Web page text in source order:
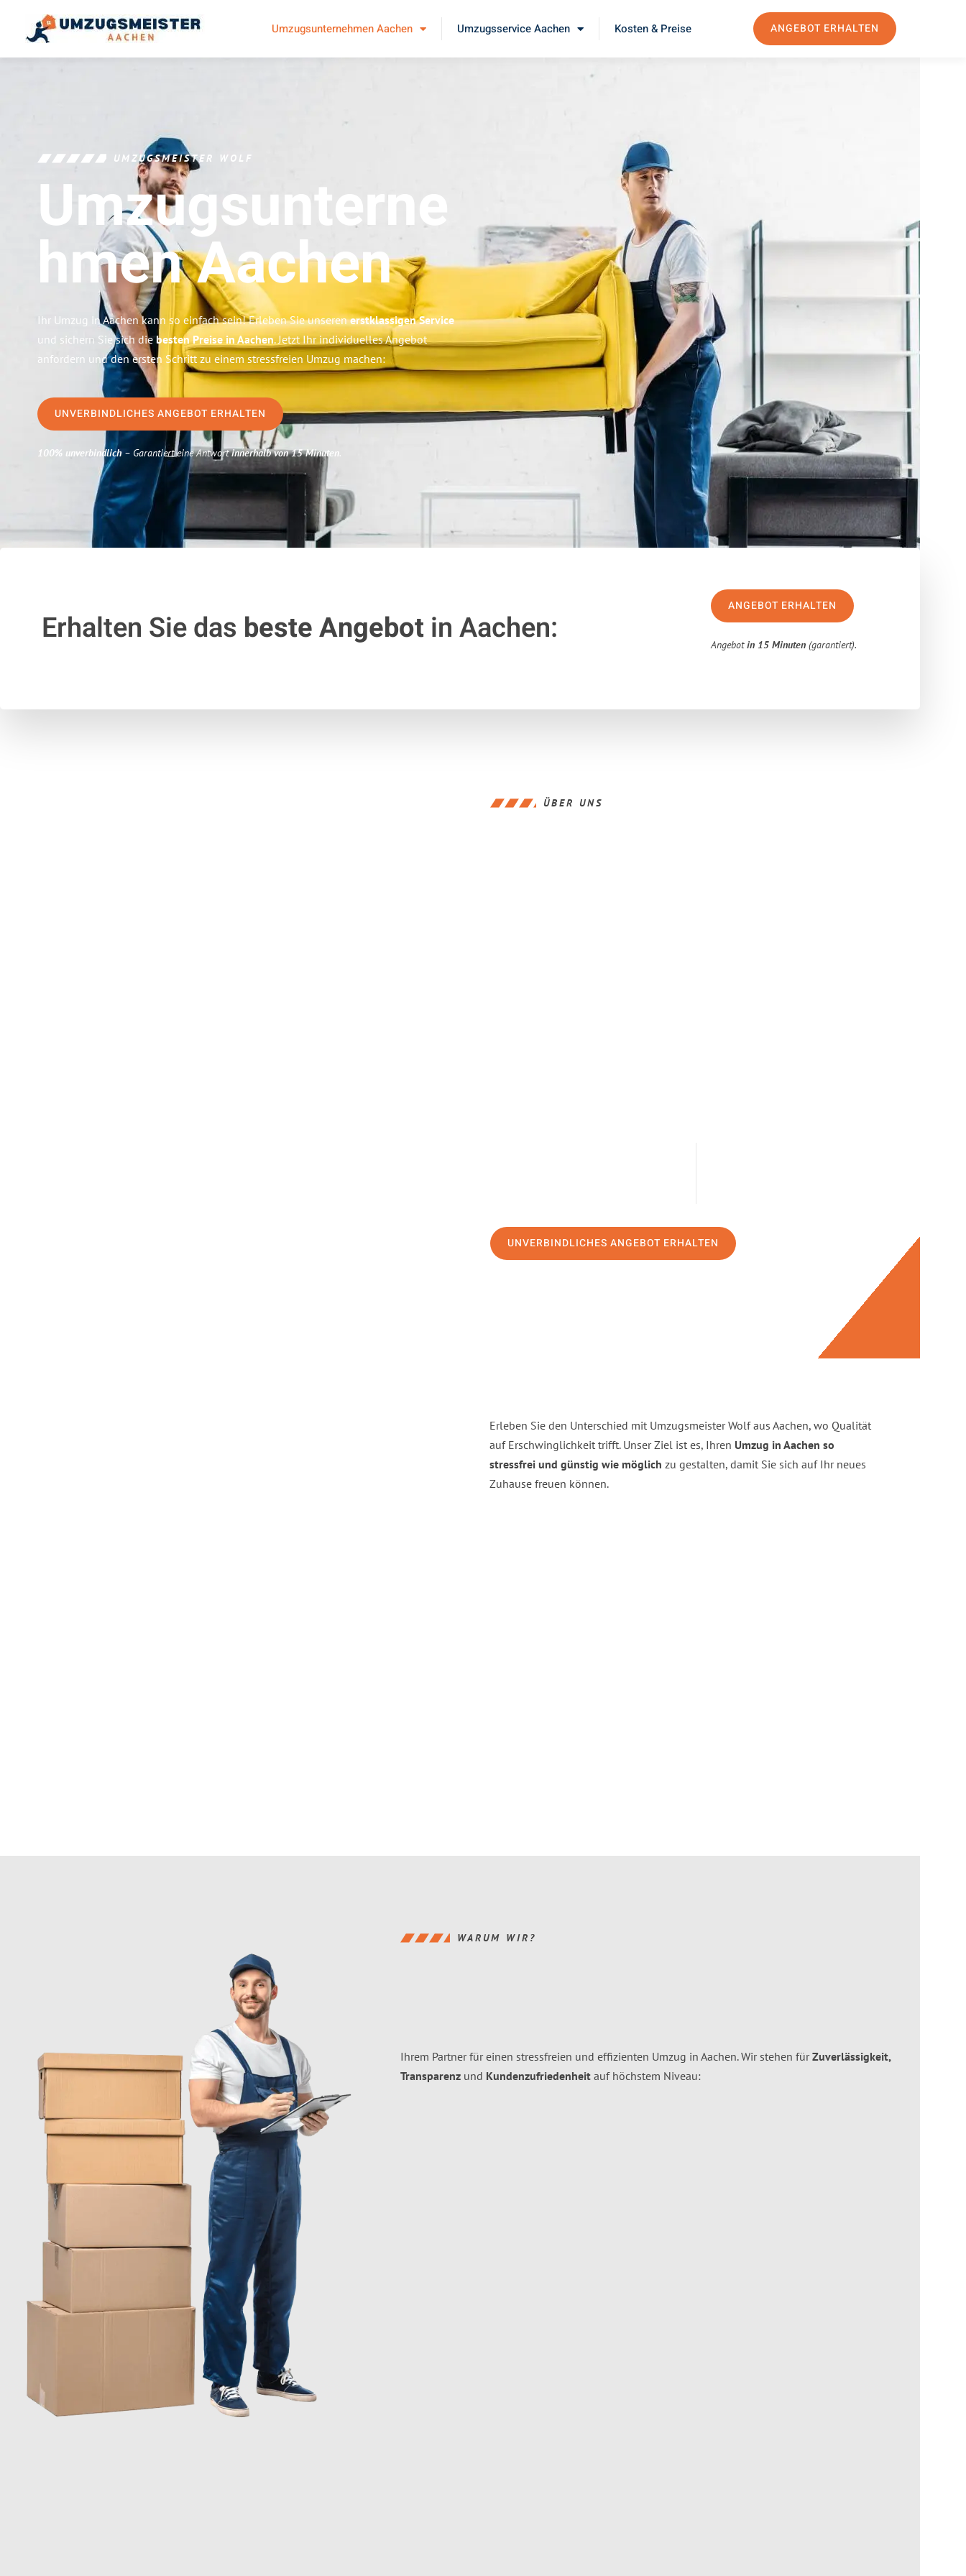
Umzugsunternehmen Aachen Umzugsservice Aachen Kosten & Preise ANGEBOT ERHALTEN
UMZUGSMEISTER WOLF
Umzugsunterne
HmenAachen
Ihr Umzug in Aachen kann so einfach sein! Erleben Sie unserenerstklassigen Service
und sichern Sie sich diebesten Preise in Aachen. Jetzt Ihr individuelles Angebot
anfordern und den ersten Schritt zu einem stressfreien Umzug machen:
UNVERBINDLICHES ANGEBOT ERHALTEN
100% unverbindlich– Garantiert eine Antwortinnerhalb von 15 Minuten.
Erhalten Sie das beste Angebotin Aachen:
ANGEBOT ERHALTEN
Angebotin 15 Minuten (garantiert).
ÜBER UNS
UNVERBINDLICHES ANGEBOT ERHALTEN
Erleben Sie den Unterschied mit Umzugsmeister Wolf aus Aachen, wo Qualität
auf Erschwinglichkeit trifft. Unser Ziel ist es, Ihren Umzug in Aachen so
stressfrei und günstig wie möglich zu gestalten, damit Sie sich auf Ihr neues
Zuhause freuen können.
WARUM WIR?
Ihrem Partner für einen stressfreien und effizienten Umzug in Aachen. Wir stehen fürZuverlässigkeit,
Transparenz und Kundenzufriedenheit auf höchstem Niveau: